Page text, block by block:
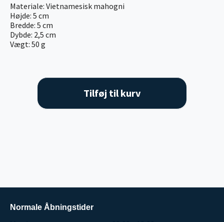
Materiale: Vietnamesisk mahogni
Højde: 5 cm
Bredde: 5 cm
Dybde: 2,5 cm
Vægt: 50 g
Tilføj til kurv
Normale Åbningstider